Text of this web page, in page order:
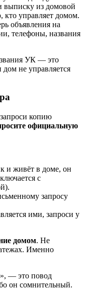
выписку из домовой
кто управляет домом.
объявления на
телефоны, названия
УК — это
не управляется
копию
официальную
и живёт в доме, он
с
запросу
ими, запроси у
домом. Не
Именно
— это повод
он сомнительный.